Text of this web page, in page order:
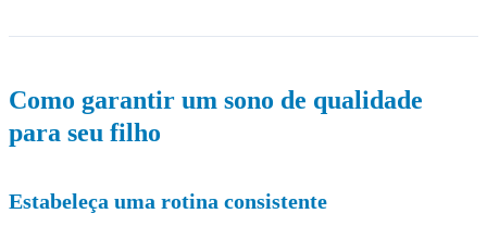
Como garantir um sono de qualidade
para seu filho
Estabeleça uma rotina consistente